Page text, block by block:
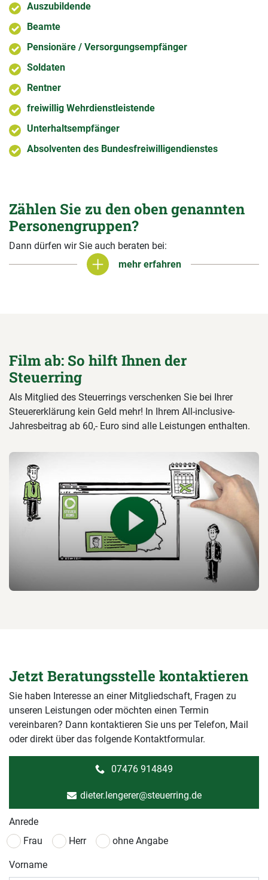
Auszubildende
Beamte
Pensionäre / Versorgungsempfänger
Soldaten
Rentner
freiwillig Wehrdienstleistende
Unterhaltsempfänger
Absolventen des Bundesfreiwilligendienstes
Zählen Sie zu den oben genannten
Personengruppen?
Dann dürfen wir Sie auch beraten bei:
mehr erfahren
mehr erfahren
Film ab: So hilft Ihnen der
Steuerring
Als Mitglied des Steuerrings verschenken Sie bei Ihrer
Steuererklärung kein Geld mehr! In Ihrem All-inclusive-
Jahresbeitrag ab 60,- Euro sind alle Leistungen enthalten.
Jetzt Beratungsstelle kontaktieren
Sie haben Interesse an einer Mitgliedschaft, Fragen zu
unseren Leistungen oder möchten einen Termin
vereinbaren? Dann kontaktieren Sie uns per Telefon, Mail
oder direkt über das folgende Kontaktformular.
07476 914849
dieter.lengerer@steuerring.de
Anrede
Frau
Herr ohne Angabe
Vorname